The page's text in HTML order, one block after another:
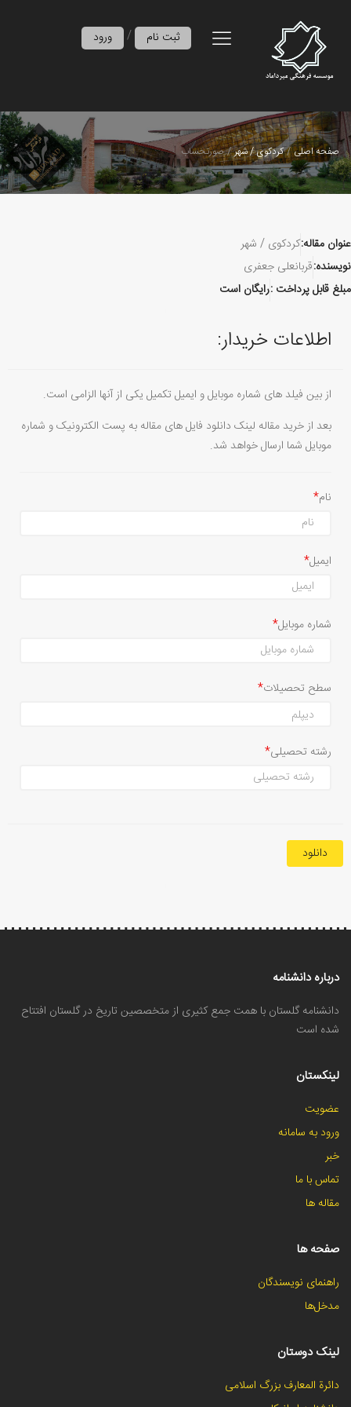
ورود / ثبت نام
صفحه اصلی کردکوی / شهر صورتحساب
عنوان مقاله:کردکوی / شهر
نویسنده:قربانعلی جعفری
مبلغ قابل پرداخت :رایگان است
اطلاعات خریدار:
از بین فیلد های شماره موبایل و ایمیل تکمیل یکی از آنها الزامی است.
بعد از خرید مقاله لینک دانلود فایل های مقاله به پست الکترونیک و شماره
موبایل شما ارسال خواهد شد.
نام
ایمیل
شماره موبایل
سطح تحصیلات
رشته تحصیلی
دانلود
درباره دانشنامه
دانشنامه گلستان با همت جمع کثیری از متخصصین تاریخ در گلستان افتتاح
شده است
لینکستان
عضویت
ورود به سامانه
خبر
تماس با ما
مقاله ها
صفحه ها
راهنمای نویسندگان
مدخل‌ها
لینک دوستان
دائرة المعارف بزرگ اسلامی